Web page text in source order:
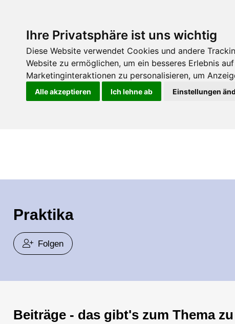
Ihre Privatsphäre ist uns wichtig
Diese Website verwendet Cookies und andere
Website zu ermöglichen, um ein besseres Erlebnis
Marketinginteraktionen zu personalisieren, um
Alle akzeptieren Ich lehne ab Einstellungen
Praktika
Folgen
Beiträge - das gibt's zum Thema